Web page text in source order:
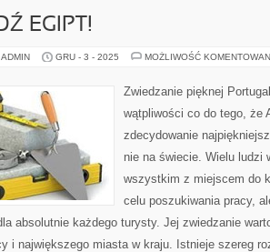
EGIPT!
GRU - 3 - 2025 MOŻLIWOŚĆ
Zwiedzanie pięknej
wątpliwości co do tego, że
zdecydowanie
nie na świecie. Wielu ludzi
wszystkim z miejscem do
celu poszukiwania pracy,
absolutnie każdego turysty. Jej zwiedzanie
i największego miasta w kraju. Istnieje szereg